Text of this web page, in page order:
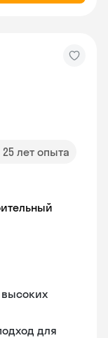
25 лет опыта
высоких
для